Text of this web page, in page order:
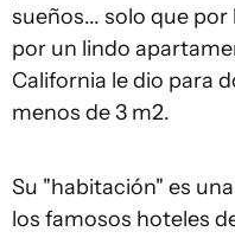
sueños... solo que por
por un lindo
California le dio para
menos de 3 m2.
Su "habitación" es
los famosos hoteles